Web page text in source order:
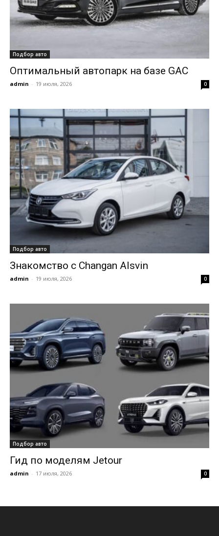
Подбор авто
Оптимальный автопарк на базе GAC
admin - 19 июля, 2026 0
Подбор авто
Знакомство с Changan Alsvin
admin - 19 июля, 2026 0
Подбор авто
Гид по моделям Jetour
admin - 17 июля, 2026 0